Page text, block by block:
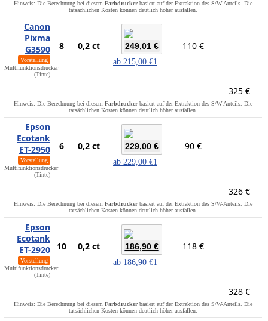
Hinweis: Die Berechnung bei diesem Farbdruckerbasiert auf der Extraktion des S/W-Anteils. Die
tatsächlichen Kosten können deutlich höher ausfallen.
Canon
Pixma
G3590
Vorstellung
Multifunktionsdrucker
(Tinte)
8 0,2 ct 249,01 €
ab 215,00 €1
110 €
325 €
Hinweis: Die Berechnung bei diesem Farbdruckerbasiert auf der Extraktion des S/W-Anteils. Die
tatsächlichen Kosten können deutlich höher ausfallen.
Epson
Ecotank
ET-2950
Vorstellung
Multifunktionsdrucker
(Tinte)
6 0,2 ct 229,00 €
ab 229,00 €1
90 €
326 €
Hinweis: Die Berechnung bei diesem Farbdruckerbasiert auf der Extraktion des S/W-Anteils. Die
tatsächlichen Kosten können deutlich höher ausfallen.
Epson
Ecotank
ET-2920
Vorstellung
Multifunktionsdrucker
(Tinte)
10 0,2 ct 186,90 €
ab 186,90 €1
118 €
328 €
Hinweis: Die Berechnung bei diesem Farbdruckerbasiert auf der Extraktion des S/W-Anteils. Die
tatsächlichen Kosten können deutlich höher ausfallen.